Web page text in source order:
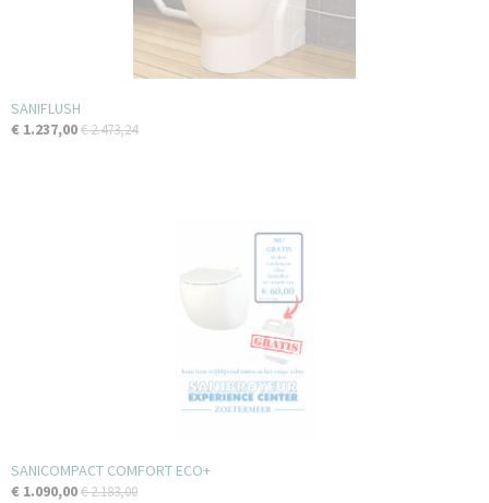
SANIFLUSH
€ 1.237,00€ 2.473,24
SANICOMPACT COMFORT ECO+
€ 1.090,00€ 2.183,00